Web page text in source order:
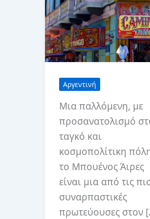
Αργεντινή
Μια παλλόμενη, με
προσανατολισμό
ταγκό και
κοσμοπολίτικη
το Μπουένος Άιρες
είναι μια από τις
συναρπαστικές
πρωτεύουσες στον